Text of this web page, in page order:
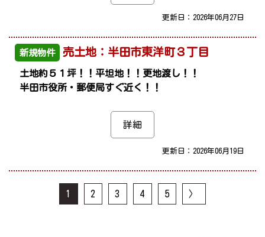
更新日：2026年06月27日
新規物件 売土地：半田市東洋町３丁目
土地約５１坪！！平坦地！！更地渡し！！
半田市役所・郵便局すぐ近く！！
詳細
更新日：2026年06月19日
1 2 3 4 5 〉